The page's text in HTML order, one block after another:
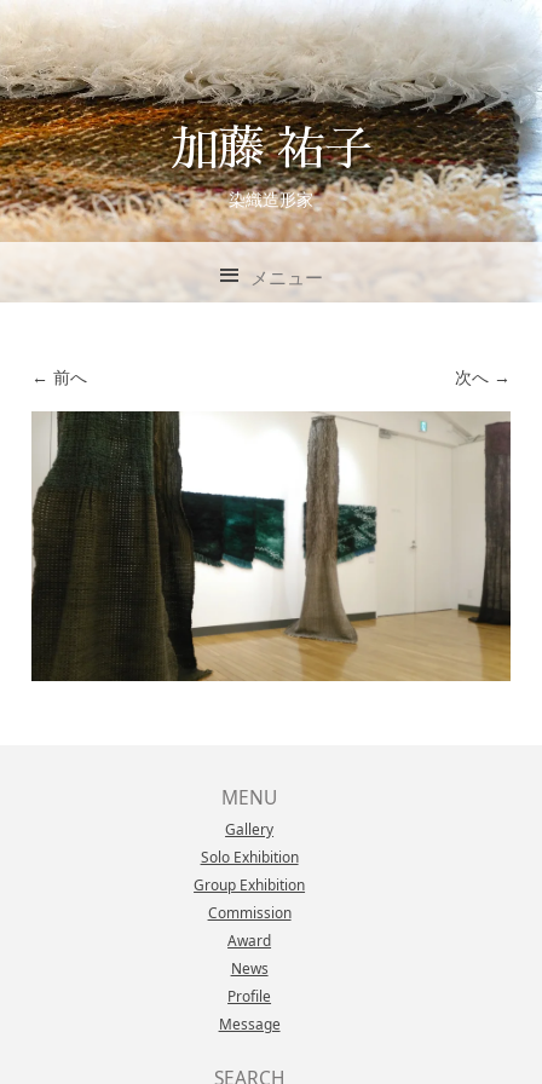
加藤 祐子
染織造形家
メニュー
← 前へ 次へ →
MENU
Gallery
Solo Exhibition
Group Exhibition
Commission
Award
News
Profile
Message
SEARCH